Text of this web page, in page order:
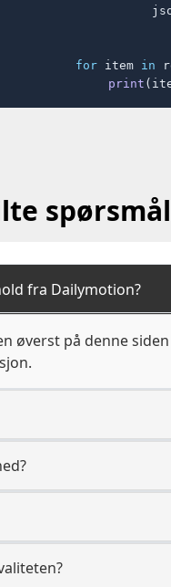
for item in
print
spørsmål
fra Dailymotion?
øverst på denne